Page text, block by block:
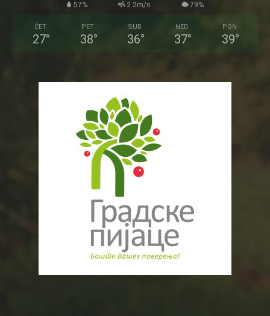
57% 2.2m/s 79%
ČET
27°
PET
38°
SUB
36°
NED
37°
PON
39°